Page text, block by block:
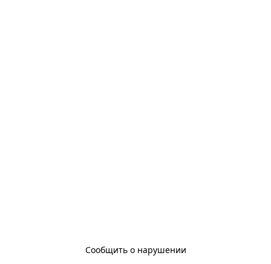
Сообщить о нарушении